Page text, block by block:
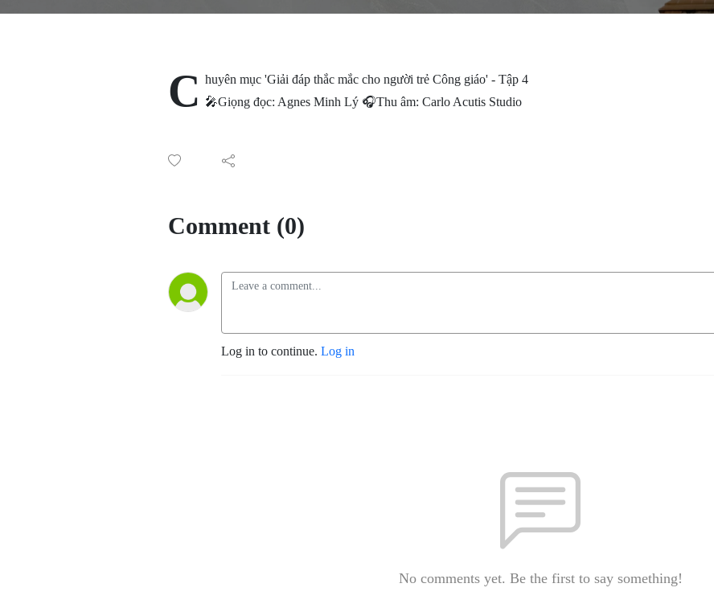
C huyên mục 'Giải đáp thắc mắc cho người trẻ Công giáo' - Tập 4
🎤Giọng đọc: Agnes Minh Lý 🎧Thu âm: Carlo Acutis Studio
Comment (0)
Log in to continue. Log in
No comments yet. Be the first to say something!